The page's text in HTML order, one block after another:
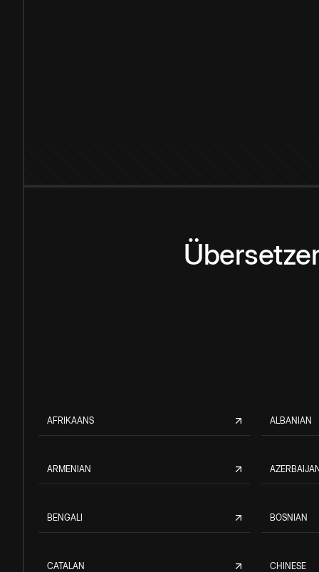
AFRIKAANS ALBANIAN
ARMENIAN
BENGALI BOSNIAN
CATALAN CHINESE